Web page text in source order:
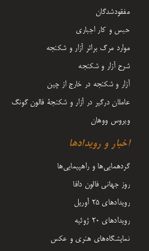
مفقودشدگان
حبس و کار اجباری
موارد مرگ براثر آزار و شکنجه
شرح آزار و شکنجه
آزار و شکنجه در خارج از چین
عاملان درگیر در آزار و شکنجۀ فالون گونگ
ویروس ووهان
اخبار و رویدادها
گردهمایی‌ها و راهپیمایی‌ها
روز جهانی فالون دافا
رویدادهای ۲۵ آوریل
رویدادهای ۲۰ ژوئیه
نمایشگاه‌های هنری و عکس